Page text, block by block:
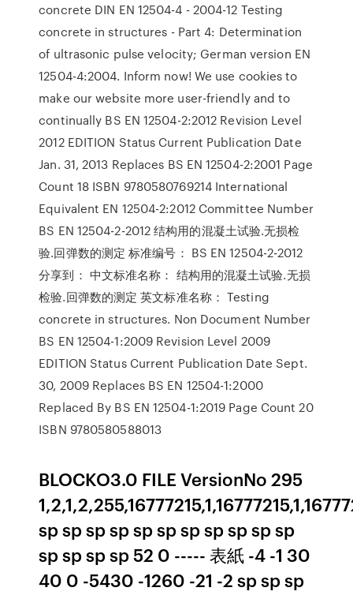
concrete DIN EN 12504-4 - 2004-12 Testing
concrete in structures - Part 4: Determination
of ultrasonic pulse velocity; German version EN
12504-4:2004. Inform now! We use cookies to
make our website more user-friendly and to
continually BS EN 12504-2:2012 Revision Level
2012 EDITION Status Current Publication Date
Jan. 31, 2013 Replaces BS EN 12504-2:2001 Page
Count 18 ISBN 9780580769214 International
Equivalent EN 12504-2:2012 Committee Number
BS EN 12504-2-2012 结构用的混凝土试验.无损检
验.回弹数的测定 标准编号： BS EN 12504-2-2012
分享到： 中文标准名称： 结构用的混凝土试验.无损
检验.回弹数的测定 英文标准名称： Testing
concrete in structures. Non Document Number
BS EN 12504-1:2009 Revision Level 2009
EDITION Status Current Publication Date Sept.
30, 2009 Replaces BS EN 12504-1:2000
Replaced By BS EN 12504-1:2019 Page Count 20
ISBN 9780580588013
BLOCKO3.0 FILE VersionNo 295
sp sp sp sp sp sp sp sp sp sp sp
sp sp sp sp 52 0 ----- 表紙 -4 -1 30
40 0 -5430 -1260 -21 -2 sp sp sp